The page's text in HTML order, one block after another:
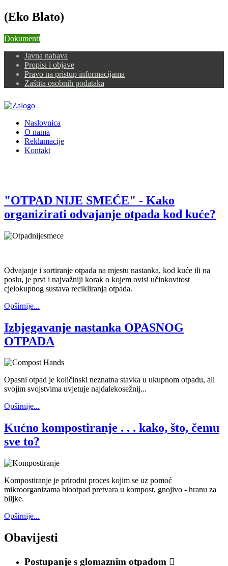
(Eko Blato)
Dokumenti
Javna nabava
Propisi i objave
Pravo na pristup informacijama
Zaštita osobnih podataka
Naslovnica
O nama
Reklamacije
Kontakt
"OTPAD NIJE SMEĆE" - Kako
organizirati odvajanje otpada kod kuće?
Odvajanje i sortiranje otpada na mjestu nastanka, kod kuće ili na
poslu, je prvi i najvažniji korak o kojem ovisi učinkovitost
cjelokupnog sustava recikliranja otpada.
Opširnije...
Izbjegavanje nastanka OPASNOG
OTPADA
Opasni otpad je količinski neznatna stavka u ukupnom otpadu, ali
svojim svojstvima uvjetuje najdalekosežnij...
Opširnije...
Kućno kompostiranje . . . kako, što, čemu
sve to?
Kompostiranje je prirodni proces kojim se uz pomoć
mikroorganizama biootpad pretvara u kompost, gnojivo - hranu za
biljke.
Opširnije...
Obavijesti
Postupanje s glomaznim otpadom 